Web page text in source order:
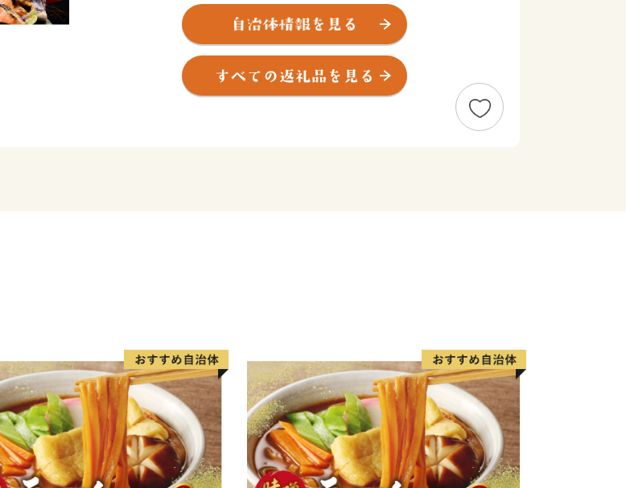
庫・野付半島に囲まれ、知床連山の裾野に広がる平野部には大酪農
郷が形成されるなど、風光明媚な地です。町の面積は624.69平方
キロメートル、地形は釧路湿原から広がる根釧原野の終着地として
の平野と知床連山の基部となる山並みなど海、山、川、平野の多様
な地勢を有し、北海道らしい雄大で豊かな自然環境のもと、国内屈